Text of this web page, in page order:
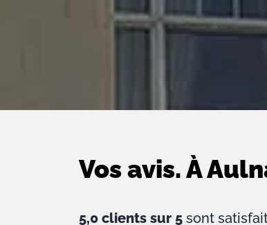
Vos avis. À
5,0 clients sur 5 sont